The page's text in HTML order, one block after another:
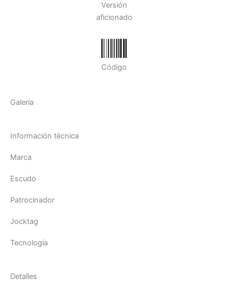
Versión
aficionado
Código
Galería
Información técnica
Marca
Escudo
Patrocinador
Jocktag
Tecnología
Detalles